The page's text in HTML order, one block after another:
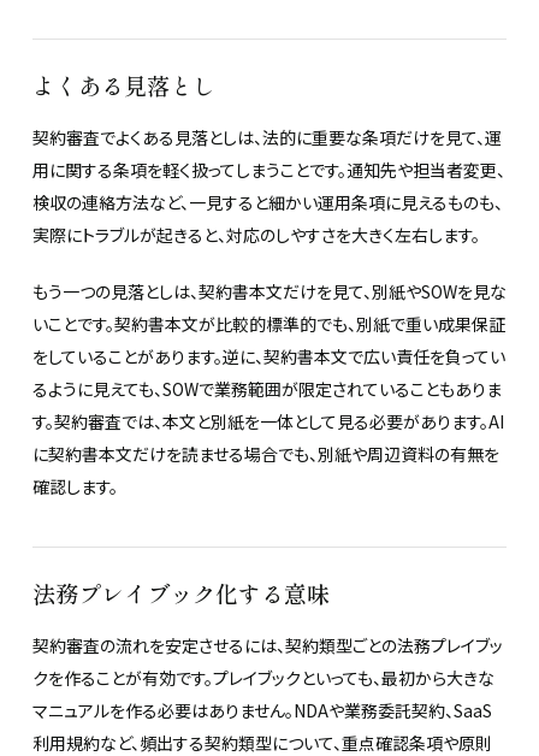
よくある見落とし
契約審査でよくある見落としは、法的に重要な条項だけを見て、運
用に関する条項を軽く扱ってしまうことです。通知先や担当者変更、
検収の連絡方法など、一見すると細かい運用条項に見えるものも、
実際にトラブルが起きると、対応のしやすさを大きく左右します。
もう一つの見落としは、契約書本文だけを見て、別紙やSOWを見な
いことです。契約書本文が比較的標準的でも、別紙で重い成果保証
をしていることがあります。逆に、契約書本文で広い責任を負ってい
るように見えても、SOWで業務範囲が限定されていることもありま
す。契約審査では、本文と別紙を一体として見る必要があります。AI
に契約書本文だけを読ませる場合でも、別紙や周辺資料の有無を
確認します。
法務プレイブック化する意味
契約審査の流れを安定させるには、契約類型ごとの法務プレイブッ
クを作ることが有効です。プレイブックといっても、最初から大きな
マニュアルを作る必要はありません。NDAや業務委託契約、SaaS
利用規約など、頻出する契約類型について、重点確認条項や原則